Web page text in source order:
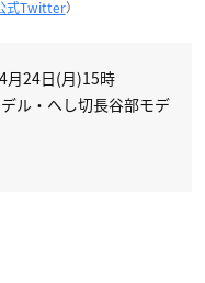
式Twitter）
月24日(月)15時
ル・へし切長谷部モデ